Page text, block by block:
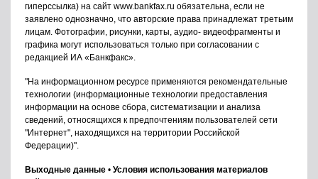
гиперссылка) на сайт www.bankfax.ru обязательна, если не
заявлено однозначно, что авторские права принадлежат третьим
лицам. Фотографии, рисунки, карты, аудио- видеофрагменты и
графика могут использоваться только при согласовании с
редакцией ИА «Банкфакс».
"На информационном ресурсе применяются рекомендательные
технологии (информационные технологии предоставления
информации на основе сбора, систематизации и анализа
сведений, относящихся к предпочтениям пользователей сети
"Интернет", находящихся на территории Российской
Федерации)".
Выходные данные • Условия использования материалов